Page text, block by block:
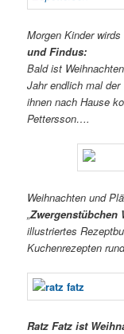
Morgen Kinder
und Findus:
Bald ist
Jahr endlich mal
ihnen nach Hause
Pettersson….
Weihnachten und
„Zwergenstübchen
illustriertes
Kuchenrezepten
Ratz Fatz ist